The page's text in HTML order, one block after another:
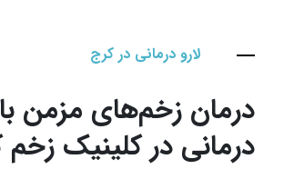
لارو درمانی در کرج
درمان زخم‌های مزمن با
درمانی در کلینیک